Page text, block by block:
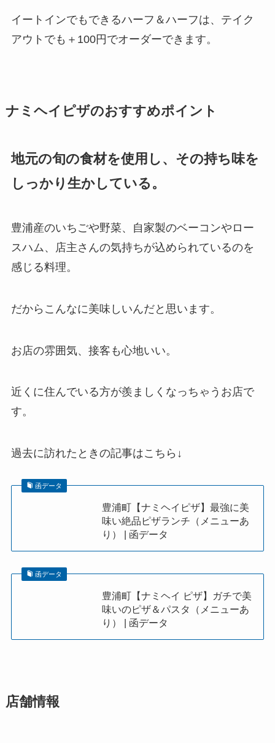
イートインでもできるハーフ＆ハーフは、テイク
アウトでも＋100円でオーダーできます。
ナミヘイピザのおすすめポイント
地元の旬の食材を使用し、その持ち味を
しっかり生かしている。
豊浦産のいちごや野菜、自家製のベーコンやロー
スハム、店主さんの気持ちが込められているのを
感じる料理。
だからこんなに美味しいんだと思います。
お店の雰囲気、接客も心地いい。
近くに住んでいる方が羨ましくなっちゃうお店で
す。
過去に訪れたときの記事はこちら↓
函データ
豊浦町【ナミヘイピザ】最強に美
味い絶品ピザランチ（メニューあ
り） | 函データ
函データ
豊浦町【ナミヘイ ピザ】ガチで美
味いのピザ＆パスタ（メニューあ
り） | 函データ
店舗情報